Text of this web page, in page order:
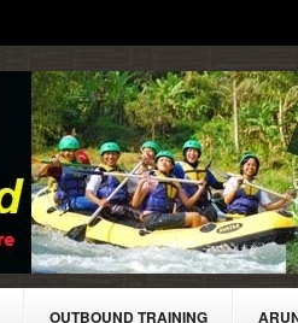
OUTBOUND TRAINING